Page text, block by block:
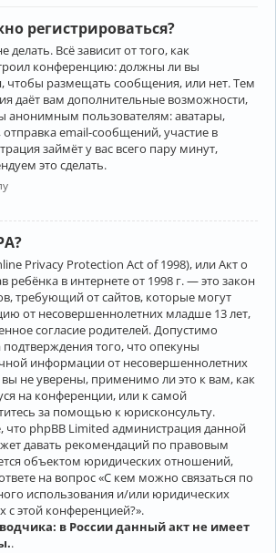
регистрироваться?
делать. Всё зависит от того, как
конференцию: должны ли вы
чтобы размещать сообщения, или нет. Тем
даёт вам дополнительные возможности,
анонимным пользователям: аватары,
email-сообщений, участие в
займёт у вас всего пару минут,
это сделать.
Privacy Protection Act of 1998), или Акт о
ребёнка в интернете от 1998 г. — это закон
требующий от сайтов, которые могут
от несовершеннолетних младше 13 лет,
согласие родителей. Допустимо
того, что опекуны
информации от несовершеннолетних
не уверены, применимо ли это к вам, как
на конференции, или к самой
за помощью к юрисконсульту.
что phpBB Limited администрация данной
давать рекомендаций по правовым
объектом юридических отношений,
на вопрос «С кем можно связаться по
использования и/или юридических
с этой конференцией?».
в России данный акт не имеет
.